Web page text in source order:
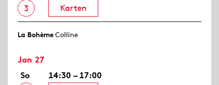
3
Karten
La Bohème Colline
Jan 27
So
14:30 – 17:00